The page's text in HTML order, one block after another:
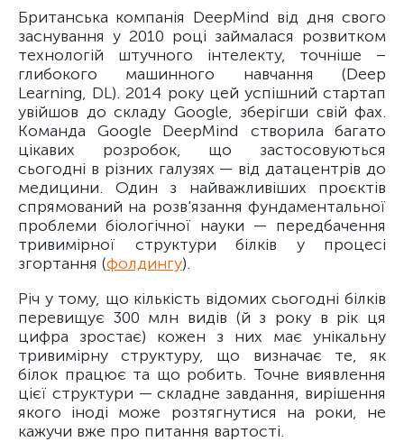
Британська компанія DeepMind від дня свого
заснування у 2010 році займалася розвитком
технологій штучного інтелекту, точніше –
глибокого машинного навчання (Deep
Learning, DL). 2014 року цей успішний стартап
увійшов до складу Google, зберігши свій фах.
Команда Google DeepMind створила багато
цікавих розробок, що застосовуються
сьогодні в різних галузях — від датацентрів до
медицини. Один з найважливіших проєктів
спрямований на розв'язання фундаментальної
проблеми біологічної науки — передбачення
тривимірної структури білків у процесі
згортання (фолдингу).
Річ у тому, що кількість відомих сьогодні білків
перевищує 300 млн видів (й з року в рік ця
цифра зростає) кожен з них має унікальну
тривимірну структуру, що визначає те, як
білок працює та що робить. Точне виявлення
цієї структури — складне завдання, вирішення
якого іноді може розтягнутися на роки, не
кажучи вже про питання вартості.